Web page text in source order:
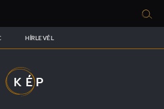
HÍRLEVÉL
KÉP